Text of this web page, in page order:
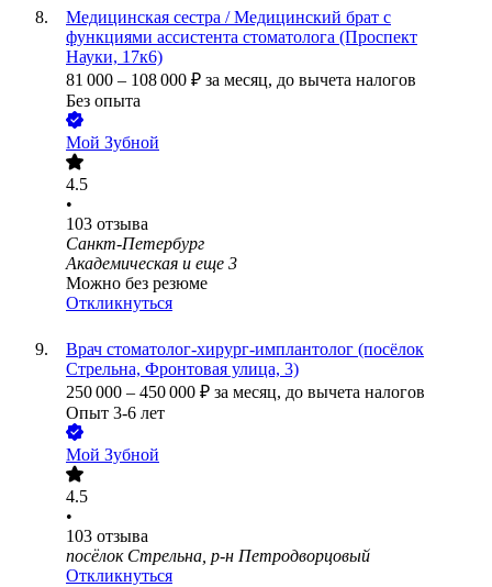
Медицинская сестра / Медицинский брат с
функциями ассистента стоматолога (Проспект
Науки, 17к6)
81 000 – 108 000 ₽ за месяц, до вычета налогов
Без опыта
Мой Зубной
4.5
•
103 отзыва
Санкт-Петербург
Академическая и еще 3
Можно без резюме
Откликнуться
Врач стоматолог-хирург-имплантолог (посёлок
Стрельна, Фронтовая улица, 3)
250 000 – 450 000 ₽ за месяц, до вычета налогов
Опыт 3-6 лет
Мой Зубной
4.5
•
103 отзыва
посёлок Стрельна, р-н Петродворцовый
Откликнуться